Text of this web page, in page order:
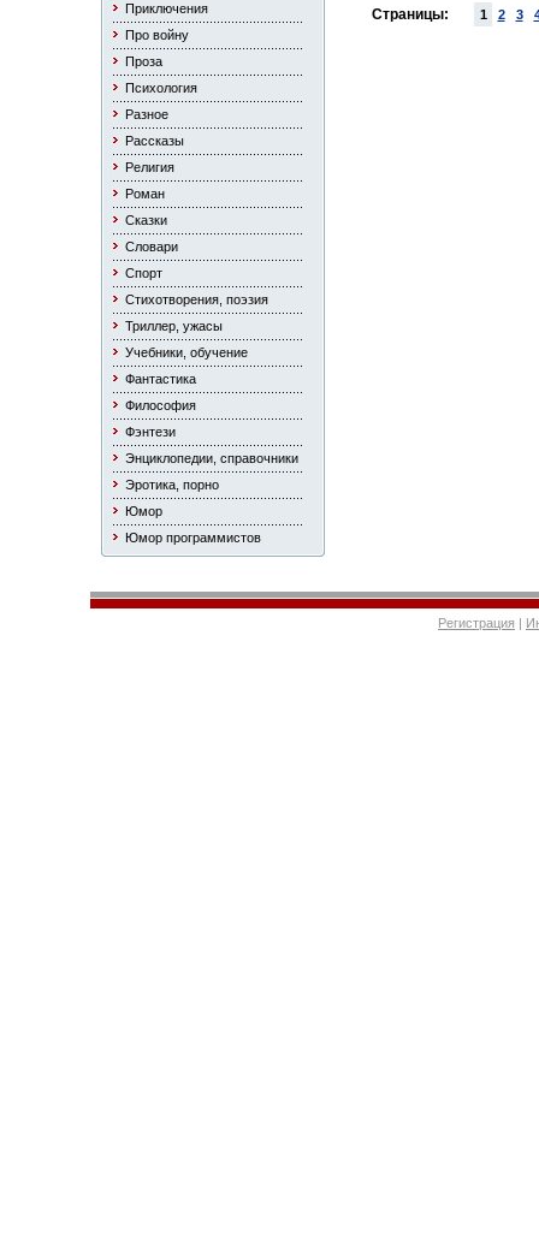
Приключения
Про войну
Проза
Психология
Разное
Рассказы
Религия
Роман
Сказки
Словари
Спорт
Стихотворения, поэзия
Триллер, ужасы
Учебники, обучение
Фантастика
Философия
Фэнтези
Энциклопедии, справочники
Эротика, порно
Юмор
Юмор программистов
Страницы: 1 2 3
Регистрация |